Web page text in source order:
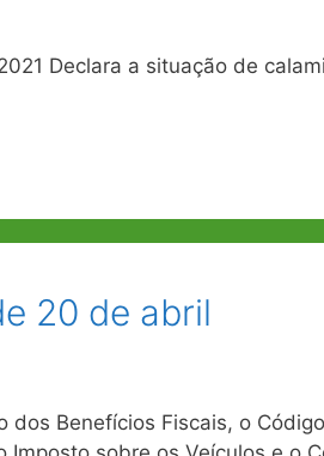
Declara a situação de
20 de abril
dos Benefícios Fiscais, o